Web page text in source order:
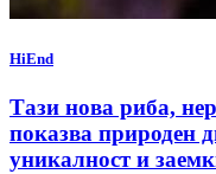
HiEnd
Тази нова риба,
показва природен
уникалност и